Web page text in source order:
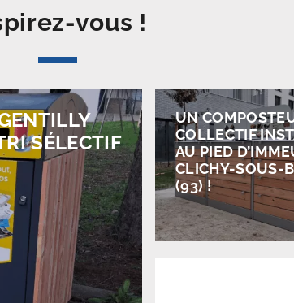
vous !
SÉLECTIF
UN
COLLECTIF
AU PIED
CLICHY-SOUS-
(93) !